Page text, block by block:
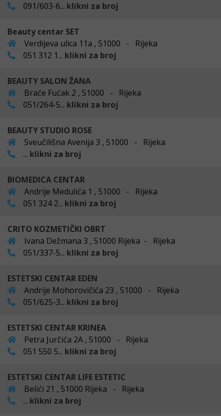
091/603-6... klikni za broj
Beauty centar SET
Verdijeva ulica 11a , 51000 - Rijeka
051 312 1... klikni za broj
BEAUTY SALON ŽANA
Braće Fućak 2 , 51000 - Rijeka
051/264-5... klikni za broj
BEAUTY STUDIO ROSE
Sveučilišna Avenija 3 , 51000 - Rijeka
... klikni za broj
BIOMEDICA CENTAR
Andrije Medulića 1 , 51000 - Rijeka
051 324 2... klikni za broj
CRITO KOZMETIČKI OBRT
Ivana Dežmana 3 , 51000 Rijeka - Rijeka
051/337-5... klikni za broj
ESTETSKI CENTAR EDEN
Andrije Mohorovičića 23 , 51000 - Rijeka
051/625-3... klikni za broj
ESTETSKI CENTAR KRINEA
Petra Jurčića 2A , 51000 - Rijeka
051 550 5... klikni za broj
ESTETSKI CENTAR LIFE ESTETIC
Belići 21 , 51000 Rijeka - Rijeka
... klikni za broj